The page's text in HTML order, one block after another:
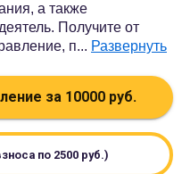
а также
Получите от
п... Развернуть
за 10000руб.
по 2500 руб.)